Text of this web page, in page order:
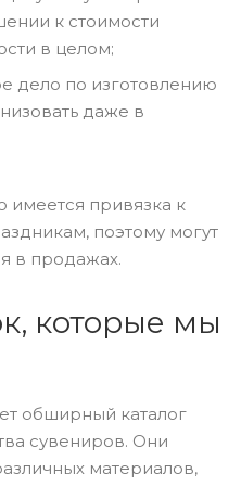
к стоимости
в целом;
дело по изготовлению
даже в
имеется привязка к
поэтому могут
в продажах.
которые мы
обширный каталог
сувениров. Они
материалов,